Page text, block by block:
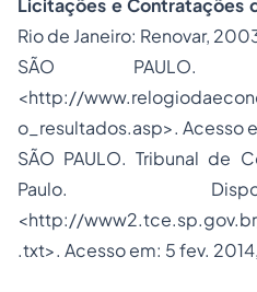
Licitações e Contratações
Rio de Janeiro: Renovar,
SÃO PAULO.
<http://
o_resultados.asp>. Acesso
SÃO PAULO. Tribunal de
Paulo.
<http://
.txt>. Acesso em: 5 fev.